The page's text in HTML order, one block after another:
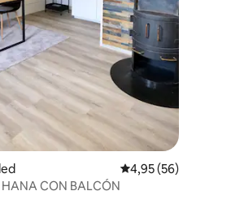
Calificación
4,95 (56)
HANA CON BALCÓN